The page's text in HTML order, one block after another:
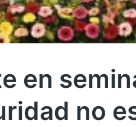
en
no